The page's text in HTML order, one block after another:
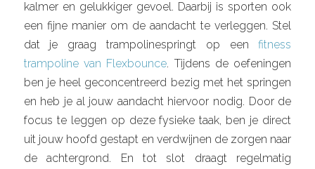
kalmer en gelukkiger gevoel. Daarbij is sporten ook
een fijne manier om de aandacht te verleggen. Stel
dat je graag trampolinespringt op eenfitness
trampoline van Flexbounce. Tijdens de oefeningen
ben je heel geconcentreerd bezig met het springen
en heb je al jouw aandacht hiervoor nodig. Door de
focus te leggen op deze fysieke taak, ben je direct
uit jouw hoofd gestapt en verdwijnen de zorgen naar
de achtergrond. En tot slot draagt regelmatig